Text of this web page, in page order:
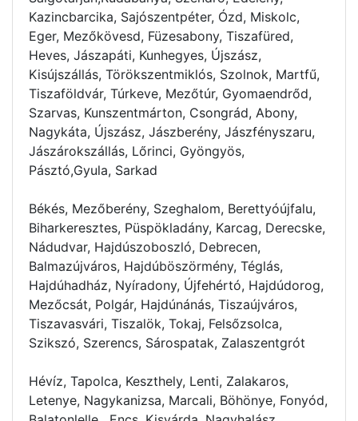
Kazincbarcika, Sajószentpéter, Ózd, Miskolc,
Eger, Mezőkövesd, Füzesabony, Tiszafüred,
Heves, Jászapáti, Kunhegyes, Újszász,
Kisújszállás, Törökszentmiklós, Szolnok, Martfű,
Tiszaföldvár, Túrkeve, Mezőtúr, Gyomaendrőd,
Szarvas, Kunszentmárton, Csongrád, Abony,
Nagykáta, Újszász, Jászberény, Jászfényszaru,
Jászárokszállás, Lőrinci, Gyöngyös,
Pásztó,Gyula, Sarkad
Békés, Mezőberény, Szeghalom, Berettyóújfalu,
Biharkeresztes, Püspökladány, Karcag, Derecske,
Nádudvar, Hajdúszoboszló, Debrecen,
Balmazújváros, Hajdúböszörmény, Téglás,
Hajdúhadház, Nyíradony, Újfehértó, Hajdúdorog,
Mezőcsát, Polgár, Hajdúnánás, Tiszaújváros,
Tiszavasvári, Tiszalök, Tokaj, Felsőzsolca,
Szikszó, Szerencs, Sárospatak, Zalaszentgrót
Hévíz, Tapolca, Keszthely, Lenti, Zalakaros,
Letenye, Nagykanizsa, Marcali, Böhönye, Fonyód,